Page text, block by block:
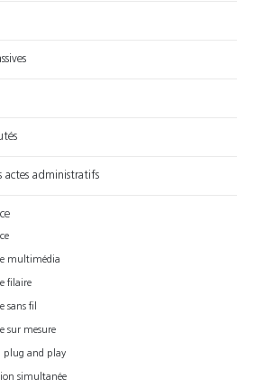
actes administratifs
multimédia
filaire
sans fil
sur mesure
plug and play
simultanée